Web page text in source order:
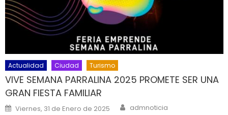
Actualidad Ciudad Turismo
VIVE SEMANA PARRALINA 2025 PROMETE SER UNA
GRAN FIESTA FAMILIAR
Posted on
Viernes, 31 de Enero de 2025 Author
admnoticia